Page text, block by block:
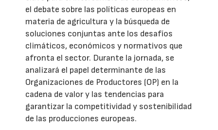
el debate sobre las políticas europeas en
materia de agricultura y la búsqueda de
soluciones conjuntas ante los desafíos
climáticos, económicos y normativos que
afronta el sector. Durante la jornada, se
analizará el papel determinante de las
Organizaciones de Productores (OP) en la
cadena de valor y las tendencias para
garantizar la competitividad y sostenibilidad
de las producciones europeas.